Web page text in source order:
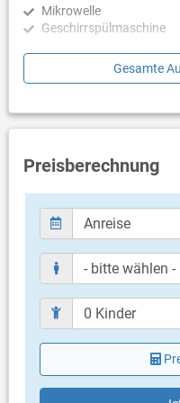
lebhafte Atmosphäre des
Straßenveranstaltungen,
verschiedene Restaurants
Kulturliebhaber werden
unter denen das römische
bekannteste ist.
Mikrowelle
Geschirrspülmaschine
Schlafzimmer
Schlafzimmer mit
Schlafzimmer mit
Badezimmer
Bad mit WC, Badewanne
Balkon & Terrasse
eigene Terrasse
überdacht
Liegen
Sonnenschirm
Terrassengröße: 10 m²
Weitere
Gesamte
Preisberechnung